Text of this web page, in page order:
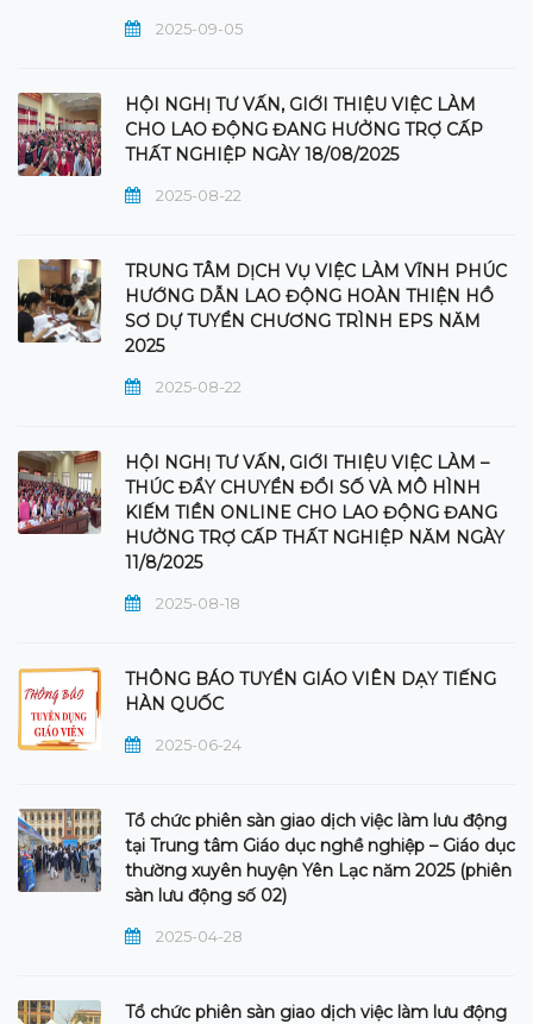
2025-09-05
HỘI NGHỊ TƯ VẤN, GIỚI THIỆU VIỆC LÀM
CHO LAO ĐỘNG ĐANG HƯỞNG TRỢ CẤP
THẤT NGHIỆP NGÀY 18/08/2025
2025-08-22
TRUNG TÂM DỊCH VỤ VIỆC LÀM VĨNH PHÚC
HƯỚNG DẪN LAO ĐỘNG HOÀN THIỆN HỒ
SƠ DỰ TUYỂN CHƯƠNG TRÌNH EPS NĂM
2025
2025-08-22
HỘI NGHỊ TƯ VẤN, GIỚI THIỆU VIỆC LÀM –
THÚC ĐẨY CHUYỂN ĐỔI SỐ VÀ MÔ HÌNH
KIẾM TIỀN ONLINE CHO LAO ĐỘNG ĐANG
HƯỞNG TRỢ CẤP THẤT NGHIỆP NĂM NGÀY
11/8/2025
2025-08-18
THÔNG BÁO TUYỂN GIÁO VIÊN DẠY TIẾNG
HÀN QUỐC
2025-06-24
Tổ chức phiên sàn giao dịch việc làm lưu động
tại Trung tâm Giáo dục nghề nghiệp – Giáo dục
thường xuyên huyện Yên Lạc năm 2025 (phiên
sàn lưu động số 02)
2025-04-28
Tổ chức phiên sàn giao dịch việc làm lưu động